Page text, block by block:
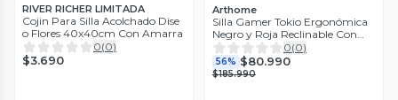
RIVER RICHER LIMITADA
Cojin Para Silla Acolchado Dise
o Flores 40x40cm Con Amarra
0(0)
$3.690
Arthome
Silla Gamer Tokio Ergonómica
Negro y Roja Reclinable Con
Cojines
0(0)
56% $80.990
$185.990